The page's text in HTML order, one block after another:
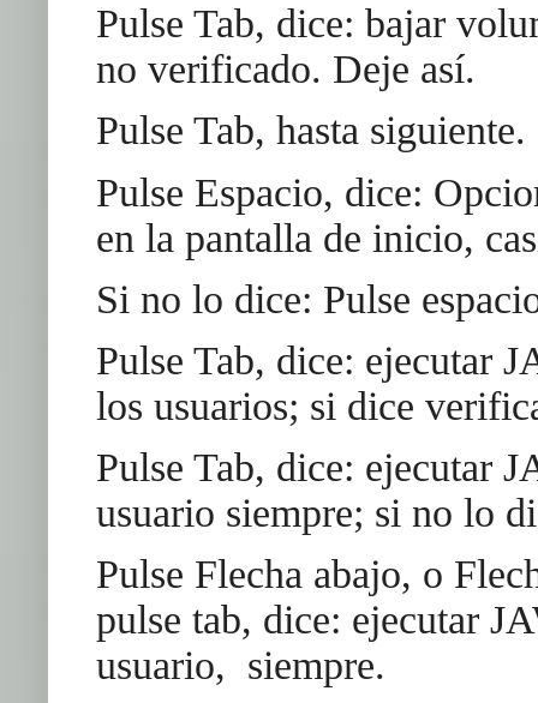
Pulse Tab, dice: bajar
no verificado. Deje así.
Pulse Tab, hasta siguiente.
Pulse Espacio, dice:
en la pantalla de inicio,
Si no lo dice: Pulse
Pulse Tab, dice: ejecutar
los usuarios; si dice
Pulse Tab, dice: ejecutar
usuario siempre; si no lo
Pulse Flecha abajo, o
pulse tab, dice: ejecutar
usuario, siempre.